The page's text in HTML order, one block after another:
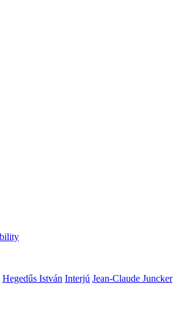
Hegedűs István Interjú Jean-Claude Juncker